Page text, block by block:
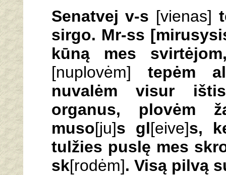
Senatvej v-s [vienas]
sirgo. Mr-ss
kūną mes
[nuplovėm] tepėm
nuvalėm visur
organus, plovėm
muso[ju]s gl[eive]s,
tulžies puslę mes
sk[rodėm]. Visą pilvą